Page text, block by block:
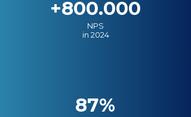
+800.000
NPS
in 2024
87%